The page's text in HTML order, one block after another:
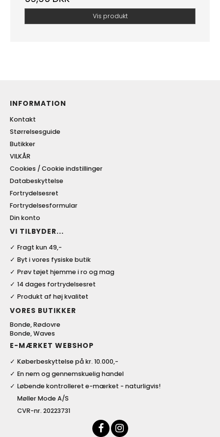
Vis produkt
INFORMATION
Kontakt
Størrelsesguide
Butikker
VILKÅR
Cookies / Cookie indstillinger
Databeskyttelse
Fortrydelsesret
Fortrydelsesformular
Din konto
VI TILBYDER...
Fragt kun 49,-
Byt i vores fysiske butik
Prøv tøjet hjemme i ro og mag
14 dages fortrydelsesret
Produkt af høj kvalitet
VORES BUTIKKER
Bonde, Rødovre
Bonde, Waves
E-MÆRKET WEBSHOP
Køberbeskyttelse på kr. 10.000,-
En nem og gennemskuelig handel
Løbende kontrolleret e-mærket - naturligvis!
Møller Mode A/S
CVR-nr. 20223731